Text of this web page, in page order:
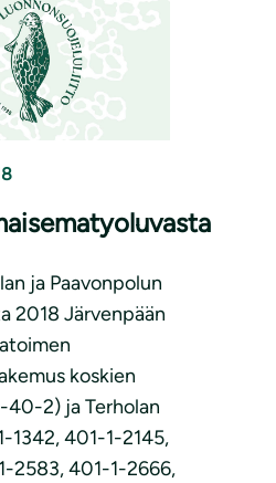
ja Paavonpolun
2018 Järvenpään
koskien
40-2) ja Terholan
1342, 401-1-2145,
2583, 401-1-2666,